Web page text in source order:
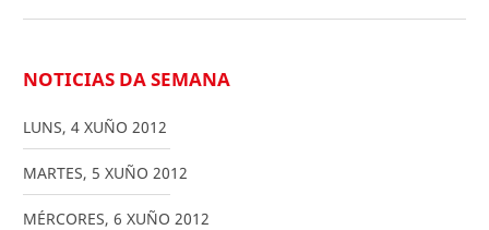
NOTICIAS DA SEMANA
LUNS, 4 XUÑO 2012
MARTES, 5 XUÑO 2012
MÉRCORES, 6 XUÑO 2012